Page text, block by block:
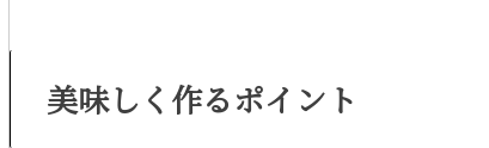
美味しく作るポイント